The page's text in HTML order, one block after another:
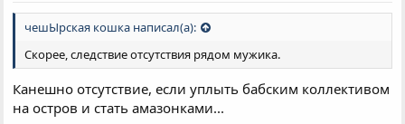
чешЫрская кошка написал(а):
Скорее, следствие отсутствия рядом мужика.
Канешно отсутствие, если уплыть бабским коллективом
на остров и стать амазонками...